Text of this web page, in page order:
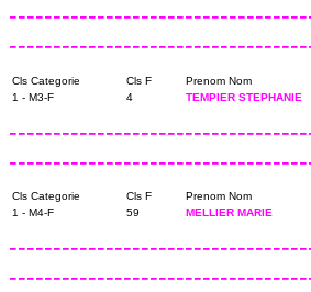
Cls Categorie Cls F Prenom Nom
1 - M3-F
4 TEMPIER STEPHANIE
Cls Categorie Cls F Prenom Nom
1 - M4-F
59 MELLIER MARIE